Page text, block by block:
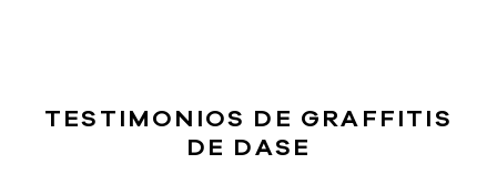
TESTIMONIOS DE GRAFFITIS
DE DASE